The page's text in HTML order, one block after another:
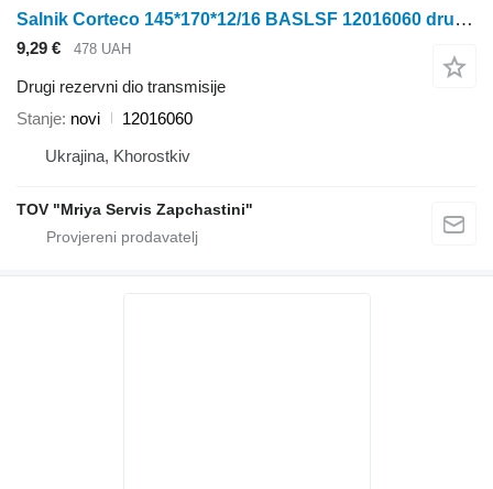
Salnik Corteco 145*170*12/16 BASLSF 12016060 drugi rezervni dio transmisije za Manitou poljoprivrednog utovarivača
9,29 € 478 UAH
Drugi rezervni dio transmisije
Stanje novi
12016060
Ukrajina, Khorostkiv
TOV "Mriya Servis Zapchastini"